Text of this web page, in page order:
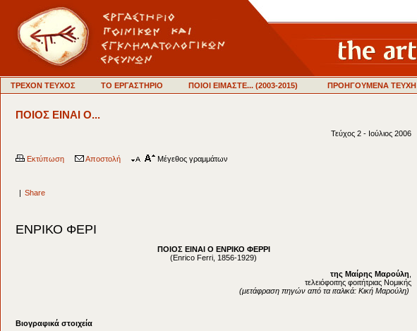
ΤΡΕΧΟΝ ΤΕΥΧΟΣ ΤΟ ΕΡΓΑΣΤΗΡΙΟ ΠΟΙΟΙ ΕΙΜΑΣΤΕ... (2003-2015) ΠΡΟΗΓΟΥΜΕΝΑ ΤΕΥΧΗ
ΠΟΙΟΣ ΕΙΝΑΙ Ο...
Τεύχος 2 - Ιούλιος 2006
Εκτύπωση Αποστολή Μέγεθος γραμμάτων
Share
ΕΝΡΙΚΟ ΦΕΡΙ
ΠΟΙΟΣ ΕΙΝΑΙ Ο EΝΡΙΚΟ ΦΕΡΡΙ
της Μαίρης Μαρούλη,
τελειόφοιτης φοιτήτριας Νομικής